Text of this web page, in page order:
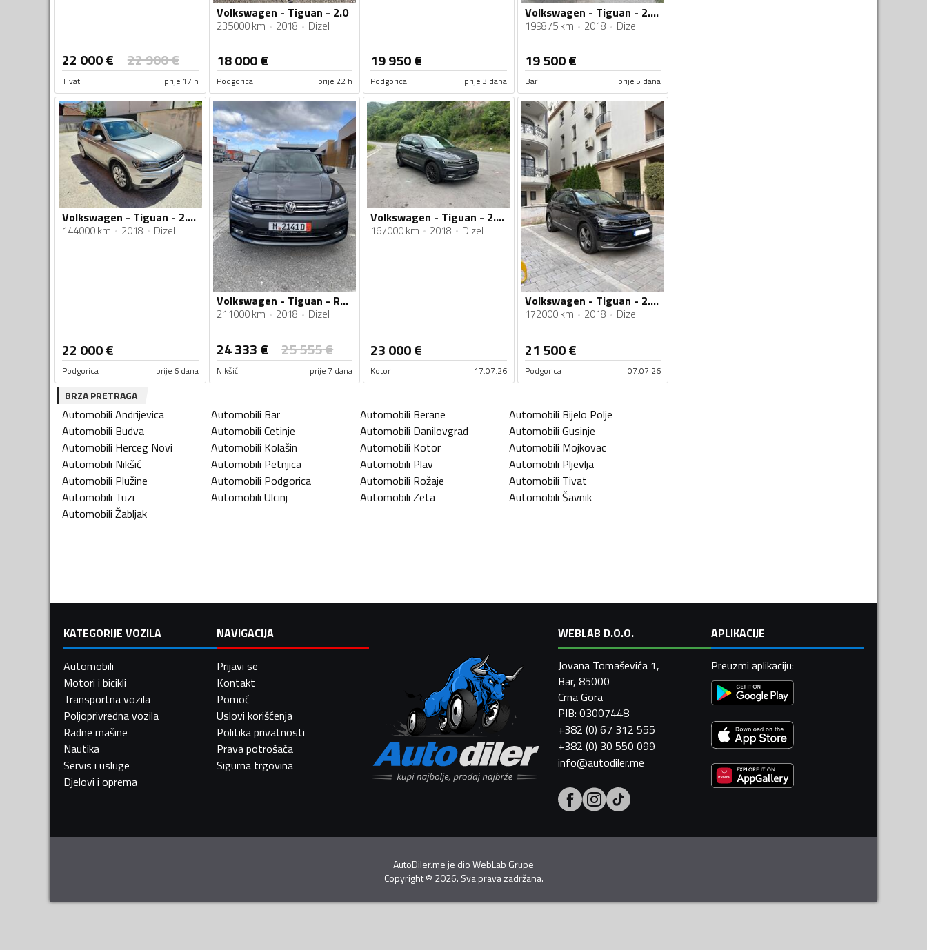
22 000€ 22 900€
Tivat prije 17 h
Volkswagen - Tiguan - 2.0
235000 km 2018 Dizel
18 000€
Podgorica prije 22 h
19 950€
Podgorica prije 3 dana
Volkswagen - Tiguan - 2.0 TDI
199875 km 2018 Dizel
19 500€
Bar prije 5 dana
Volkswagen - Tiguan - 2.0 TDI Comfort 4M
144000 km 2018 Dizel
22 000€
Podgorica prije 6 dana
Volkswagen - Tiguan - R-line
211000 km 2018 Dizel
24 333€ 25 555€
Nikšić prije 7 dana
Volkswagen - Tiguan - 2.0 TDI
167000 km 2018 Dizel
23 000€
Kotor 17.07.26
Volkswagen - Tiguan - 2.0 TDI DSG PRVA REGISTRACIJA 02 mjesec 2019
172000 km 2018 Dizel
21 500€
Podgorica 07.07.26
BRZA PRETRAGA
Automobili Andrijevica Automobili Bar Automobili Berane Automobili Bijelo Polje
Automobili Budva Automobili Cetinje Automobili Danilovgrad Automobili Gusinje
Automobili Herceg Novi Automobili Kolašin Automobili Kotor Automobili Mojkovac
Automobili Nikšić Automobili Petnjica Automobili Plav Automobili Pljevlja
Automobili Plužine Automobili Podgorica Automobili Rožaje Automobili Tivat
Automobili Tuzi Automobili Ulcinj Automobili Zeta Automobili Šavnik
Automobili Žabljak
KATEGORIJE VOZILA
Automobili
Motori i bicikli
Transportna vozila
Poljoprivredna vozila
Radne mašine
Nautika
Servis i usluge
Djelovi i oprema
NAVIGACIJA
Prijavi se
Kontakt
Pomoć
Uslovi korišćenja
Politika privatnosti
Prava potrošača
Sigurna trgovina
WEBLAB D.O.O.
Jovana Tomaševića 1,
Bar, 85000
Crna Gora
PIB: 03007448
+382 (0) 67 312 555
+382 (0) 30 550 099
info@autodiler.me
APLIKACIJE
Preuzmi aplikaciju:
AutoDiler.me je dioWebLab Grupe
Copyright© 2026. Sva prava zadržana.